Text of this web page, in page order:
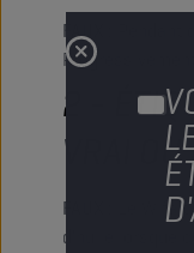
FAUX :
2 -
VRAI
FAUX :
Le W
d'huile lorsque